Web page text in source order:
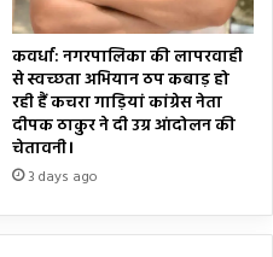
कवर्धा: नगरपालिका की लापरवाही
से स्वच्छता अभियान ठप कबाड़ हो
रही हैं कचरा गाड़ियां कांग्रेस नेता
दीपक ठाकुर ने दी उग्र आंदोलन की
चेतावनी।
3 days ago